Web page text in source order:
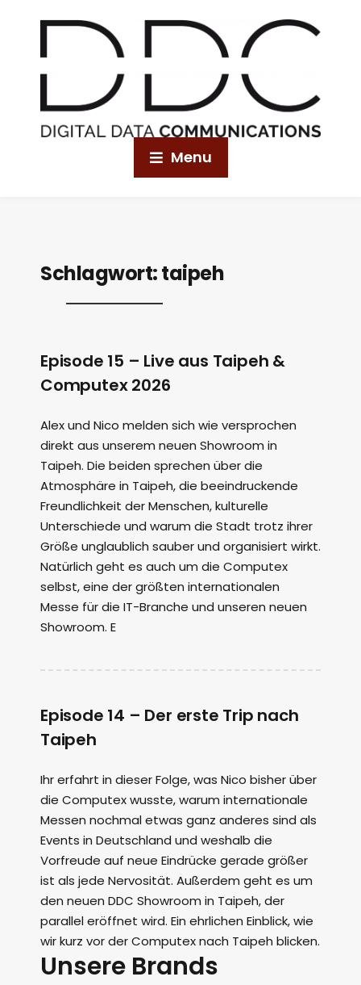
Menu
Schlagwort:taipeh
Episode 15 – Live aus Taipeh &
Computex 2026
Alex und Nico melden sich wie versprochen
direkt aus unserem neuen Showroom in
Taipeh. Die beiden sprechen über die
Atmosphäre in Taipeh, die beeindruckende
Freundlichkeit der Menschen, kulturelle
Unterschiede und warum die Stadt trotz ihrer
Größe unglaublich sauber und organisiert wirkt.
Natürlich geht es auch um die Computex
selbst, eine der größten internationalen
Messe für die IT-Branche und unseren neuen
Showroom. E
Episode 14 – Der erste Trip nach
Taipeh
Ihr erfahrt in dieser Folge, was Nico bisher über
die Computex wusste, warum internationale
Messen nochmal etwas ganz anderes sind als
Events in Deutschland und weshalb die
Vorfreude auf neue Eindrücke gerade größer
ist als jede Nervosität. Außerdem geht es um
den neuen DDC Showroom in Taipeh, der
parallel eröffnet wird. Ein ehrlichen Einblick, wie
wir kurz vor der Computex nach Taipeh blicken.
Unsere Brands